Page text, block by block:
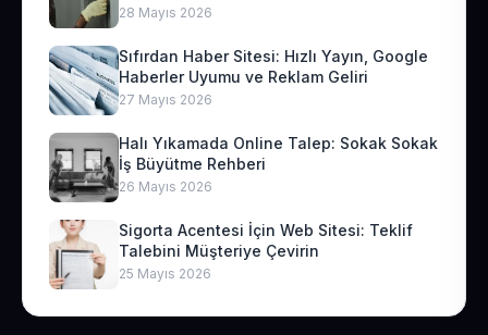
28 Mayıs 2026
Sıfırdan Haber Sitesi: Hızlı Yayın, Google
Haberler Uyumu ve Reklam Geliri
27 Mayıs 2026
Halı Yıkamada Online Talep: Sokak Sokak
İş Büyütme Rehberi
26 Mayıs 2026
Sigorta Acentesi İçin Web Sitesi: Teklif
Talebini Müşteriye Çevirin
25 Mayıs 2026